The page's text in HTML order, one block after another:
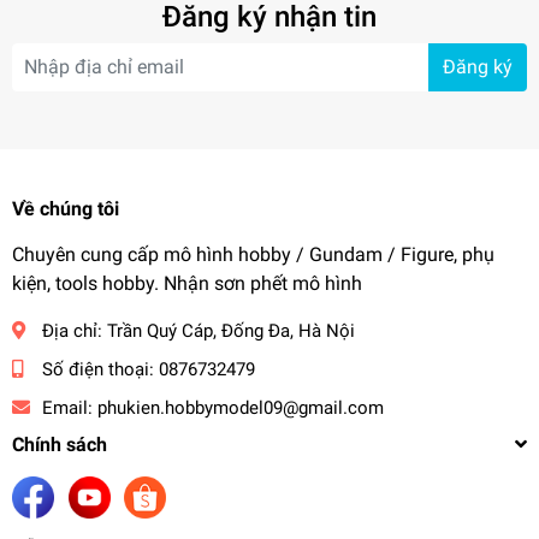
Đăng ký nhận tin
Đăng ký
Về chúng tôi
Chuyên cung cấp mô hình hobby / Gundam / Figure, phụ
kiện, tools hobby. Nhận sơn phết mô hình
Địa chỉ: Trần Quý Cáp, Đống Đa, Hà Nội
Số điện thoại: 0876732479
Email: phukien.hobbymodel09@gmail.com
Chính sách